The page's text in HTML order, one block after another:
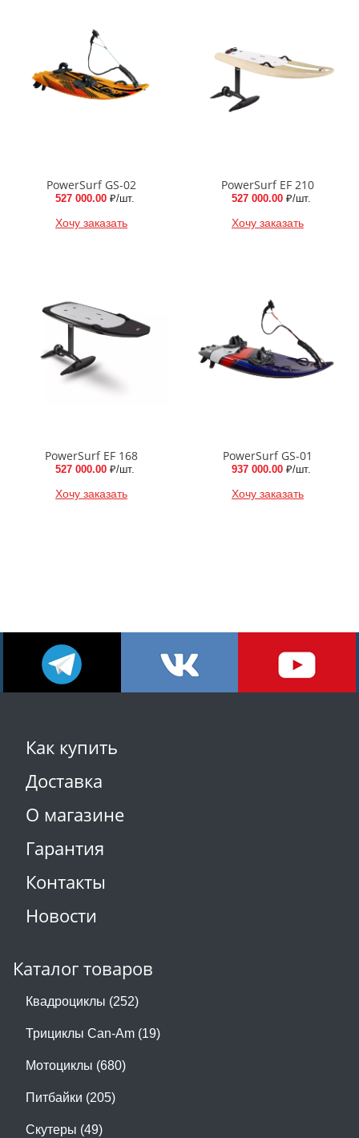
PowerSurf GS-02
527 000.00 ₽/шт.
Хочу заказать
PowerSurf EF 210
527 000.00 ₽/шт.
Хочу заказать
PowerSurf EF 168
527 000.00 ₽/шт.
Хочу заказать
PowerSurf GS-01
937 000.00 ₽/шт.
Хочу заказать
Как купить
Доставка
О магазине
Гарантия
Контакты
Новости
Каталог товаров
Квадроциклы (252)
Трициклы Can-Am (19)
Мотоциклы (680)
Питбайки (205)
Скутеры (49)